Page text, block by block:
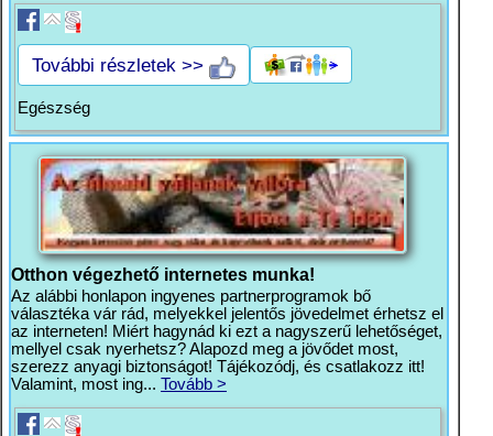
További részletek >>
Egészség
Otthon végezhető internetes munka!
Az alábbi honlapon ingyenes partnerprogramok bő
választéka vár rád, melyekkel jelentős jövedelmet érhetsz el
az interneten! Miért hagynád ki ezt a nagyszerű lehetőséget,
mellyel csak nyerhetsz? Alapozd meg a jövődet most,
szerezz anyagi biztonságot! Tájékozódj, és csatlakozz itt!
Valamint, most ing... Tovább >